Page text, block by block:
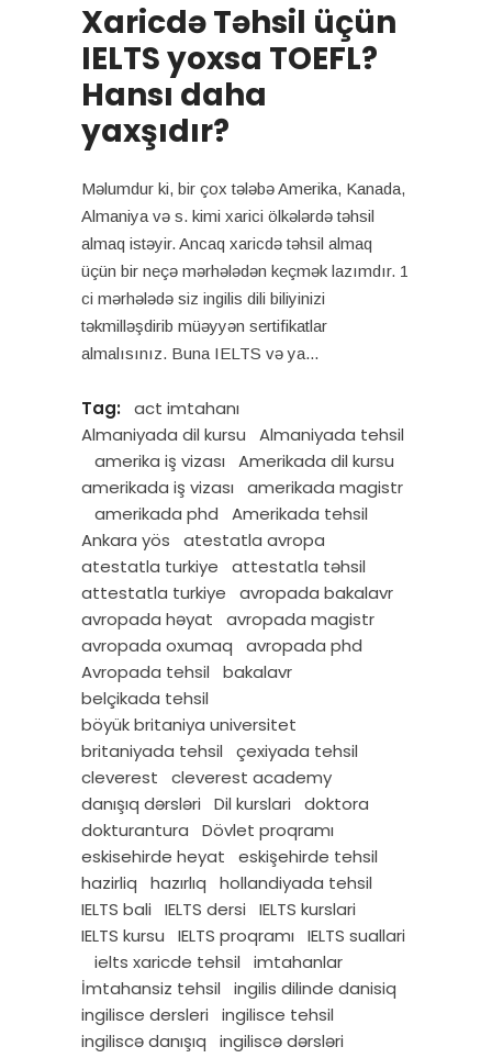
Xaricdə Təhsil üçün
IELTS yoxsa TOEFL?
Hansı daha
yaxşıdır?
Məlumdur ki, bir çox tələbə Amerika, Kanada,
Almaniya və s. kimi xarici ölkələrdə təhsil
almaq istəyir. Ancaq xaricdə təhsil almaq
üçün bir neçə mərhələdən keçmək lazımdır. 1
ci mərhələdə siz ingilis dili biliyinizi
təkmilləşdirib müəyyən sertifikatlar
almalısınız. Buna IELTS və ya
Tag:
act imtahanı
Almaniyada dil kursu
Almaniyada tehsil
amerika iş vizası
Amerikada dil kursu
amerikada iş vizası
amerikada magistr
amerikada phd
Amerikada tehsil
Ankara yös
atestatla avropa
atestatla turkiye
attestatla təhsil
attestatla turkiye
avropada bakalavr
avropada həyat
avropada magistr
avropada oxumaq
avropada phd
Avropada tehsil
bakalavr
belçikada tehsil
böyük britaniya universitet
britaniyada tehsil
çexiyada tehsil
cleverest
cleverest academy
danışıq dərsləri
Dil kurslari
doktora
dokturantura
Dövlet proqramı
eskisehirde heyat
eskişehirde tehsil
hazirliq
hazırlıq
hollandiyada tehsil
IELTS bali
IELTS dersi
IELTS kurslari
IELTS kursu
IELTS proqramı
IELTS suallari
ielts xaricde tehsil
imtahanlar
İmtahansiz tehsil
ingilis dilinde danisiq
ingilisce dersleri
ingilisce tehsil
ingiliscə danışıq
ingiliscə dərsləri